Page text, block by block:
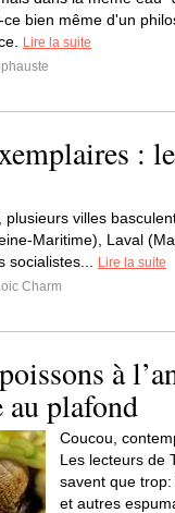
bien même d'un
Lire la suite
:
plusieurs villes
Maritime), Laval
socialistes...
Lire la suite
Charm
à
au plafond
Coucou,
Les lecteurs de
savent que
et autres